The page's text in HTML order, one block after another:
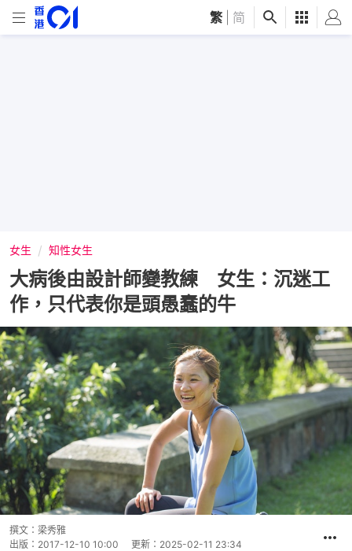
繁 简
女生 知性女生
大病後由設計師變教練 女生：沉迷工
作，只代表你是頭愚蠢的牛
撰文： 梁秀雅
出版： 2017-12-10 10:00 更新： 2025-02-11 23:34